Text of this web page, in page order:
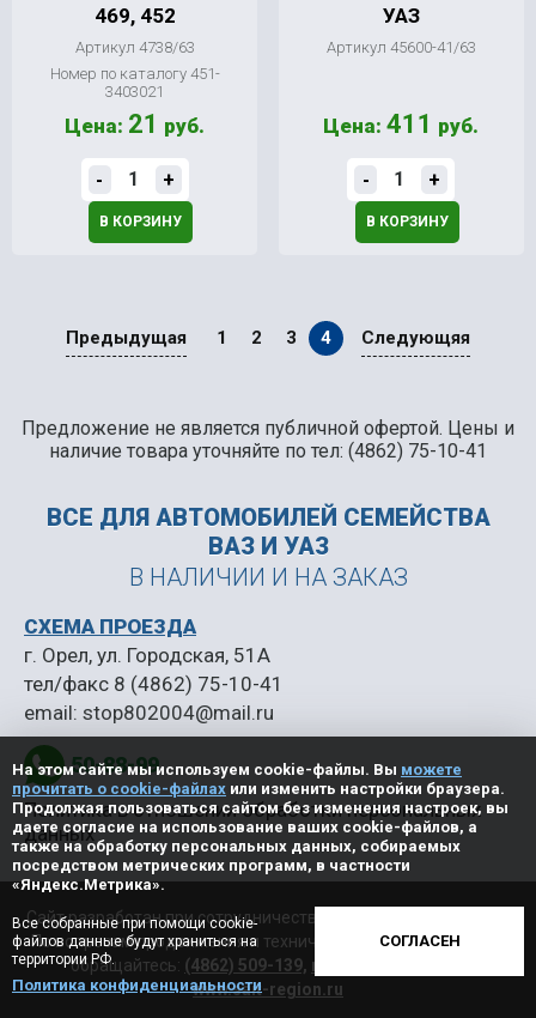
469, 452
Артикул 4738/63
Номер по каталогу 451-
3403021
Цена: 21 руб.
- +
В КОРЗИНУ
УАЗ
Артикул 45600-41/63
Цена:411 руб.
- +
В КОРЗИНУ
Предыдущая 1 2 3 4 Следующяя
Предложение не является публичной офертой. Цены и
наличие товара уточняйте по тел: (4862) 75-10-41
ВСЕ ДЛЯ АВТОМОБИЛЕЙ СЕМЕЙСТВА
ВАЗ И УАЗ
В НАЛИЧИИ И НА ЗАКАЗ
50-88-99
СХЕМА ПРОЕЗДА
г. Орел, ул. Городская, 51А
тел/факс 8 (4862) 75-10-41
email: stop802004@mail.ru
Политика в отношении обработки персональных
данных
Сайт разработан при сотрудничестве с ООО «Регион центр».
По вопросам продвижения и технической поддержки сайта
обращайтесь: (4862) 509-139, manager@vorle.ru,
www.sait-region.ru
На этом сайте мы используем cookie-файлы. Вы можете
прочитать о cookie-файлах или изменить настройки браузера.
Продолжая пользоваться сайтом без изменения настроек, вы
даете согласие на использование ваших cookie-файлов, а
также на обработку персональных данных, собираемых
посредством метрических программ, в частности
«Яндекс.Метрика».
Все собранные при помощи cookie-
файлов данные будут храниться на
территории РФ.
Политика конфиденциальности
СОГЛАСЕН